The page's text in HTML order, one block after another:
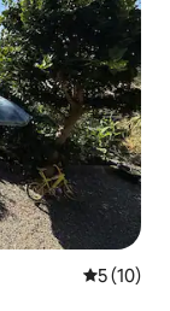
5 de uma
5 (10)